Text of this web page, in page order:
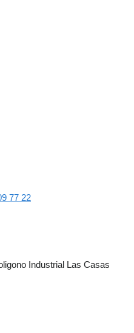
77 22
Industrial Las Casas